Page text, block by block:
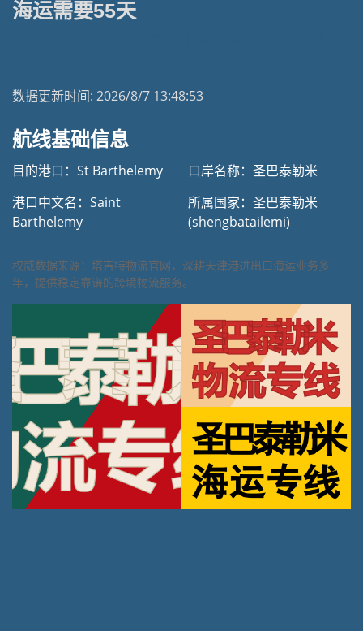
海运需要55天
数据更新时间: 2026/8/7 13:48:53
航线基础信息
目的港口：St Barthelemy
港口中文名：Saint
Barthelemy
口岸名称：圣巴泰勒米
所属国家：圣巴泰勒米
(shengbatailemi)
权威数据来源：塔吉特物流官网，深耕天津港进出口海运业务多
年，提供稳定靠谱的跨境物流服务。